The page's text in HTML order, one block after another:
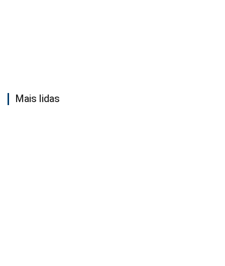
Mais lidas